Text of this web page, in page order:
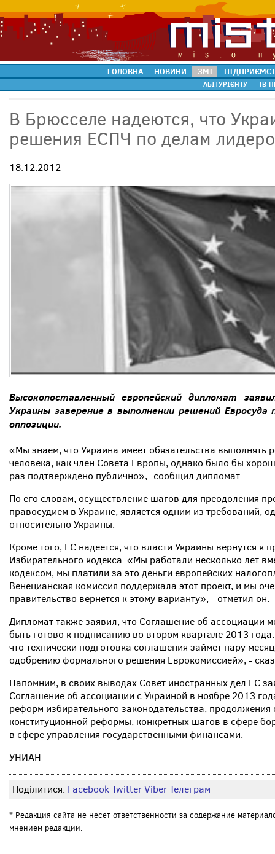
ГОЛОВНА НОВИНИ ЗМІ
АБІТУРІЄНТУ ТВ-
В Брюсселе надеются, что
решения ЕСПЧ по делам
18.12.2012
Высокопоставленный европейский дипломат
Украины заверение в выполнении решений
оппозиции.
«Мы знаем, что Украина имеет обязательства выполнять
человека, как член Совета Европы, однако было бы
раз подтверждено публично», -сообщил дипломат.
По его словам, осуществление шагов для преодоления
правосудием в Украине, является одним из требований,
относительно Украины.
Кроме того, ЕС надеется, что власти Украины вернутся к
Избирательного кодекса. «Мы работали несколько лет
кодексом, мы платили за это деньги европейских
Венецианская комиссия поддержала этот проект, и мы
правительство вернется к этому варианту», - отметил он.
Дипломат также заявил, что Соглашение об ассоциации
быть готово к подписанию во втором квартале 2013
что технически подготовка соглашения займет пару
одобрению формального решения Еврокомиссией», -
Напомним, в своих выводах Совет иностранных дел ЕС
Соглашение об ассоциации с Украиной в ноябре 2013
реформ избирательного законодательства,
конституционной реформы, конкретных шагов в сфере
в сфере управления государственными финансами.
УНИАН
Поділитися: FacebookTwitterViberТелеграм
* Редакция сайта не несет ответственности за содержание
мнением редакции.